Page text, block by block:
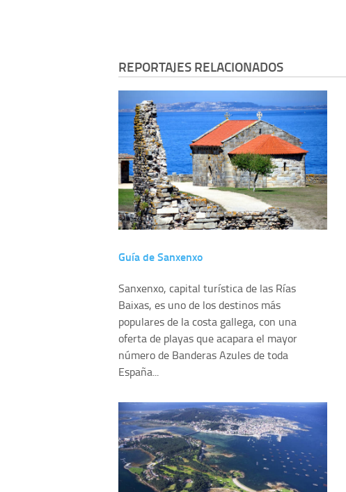
REPORTAJES RELACIONADOS
Guía de Sanxenxo
Sanxenxo, capital turística de las Rías
Baixas, es uno de los destinos más
populares de la costa gallega, con una
oferta de playas que acapara el mayor
número de Banderas Azules de toda
España...